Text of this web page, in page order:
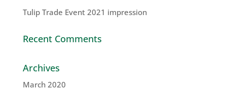
Tulip Trade Event 2021 impression
Recent Comments
Archives
March 2020